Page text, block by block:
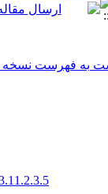
به فهرست نسخه